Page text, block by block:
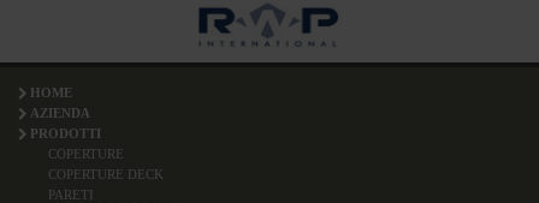
HOME
AZIENDA
PRODOTTI
COPERTURE
COPERTURE DECK
PARETI